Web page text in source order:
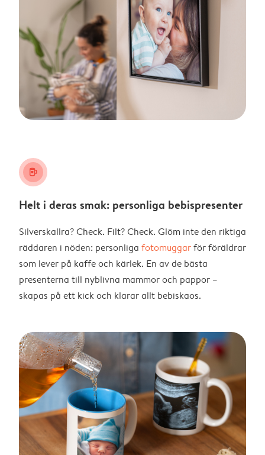
mug
Helt i deras smak: personliga bebispresenter
Silverskallra? Check. Filt? Check. Glöm inte den riktiga
räddaren i nöden: personliga fotomuggarför föräldrar
som lever på kaffe och kärlek. En av de bästa
presenterna till nyblivna mammor och pappor –
skapas på ett kick och klarar allt bebiskaos.